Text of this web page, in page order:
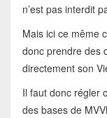
n’est pas interdit
Mais ici ce même
donc prendre des
directement son
Il faut donc régler
des bases de